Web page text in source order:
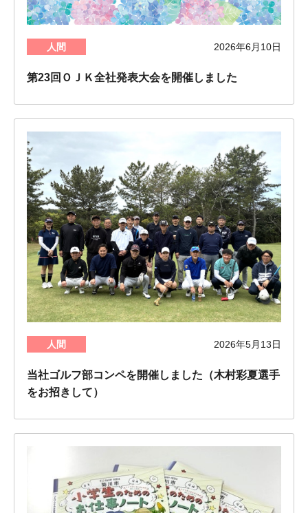
人間 2026年6月10日
第23回ＯＪＫ全社発表大会を開催しました
人間 2026年5月13日
当社ゴルフ部コンペを開催しました（木村彩夏選手
をお招きして）